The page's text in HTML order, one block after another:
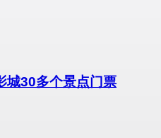
30多个景点门票